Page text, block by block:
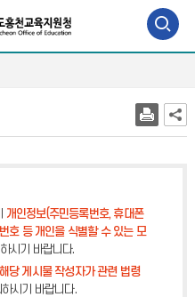
검
색
역
개인정보(주민등록번호, 휴대폰
호 등 개인을 식별할 수 있는 모
하시기 바랍니다.
당 게시물 작성자가 관련 법령
시기 바랍니다.